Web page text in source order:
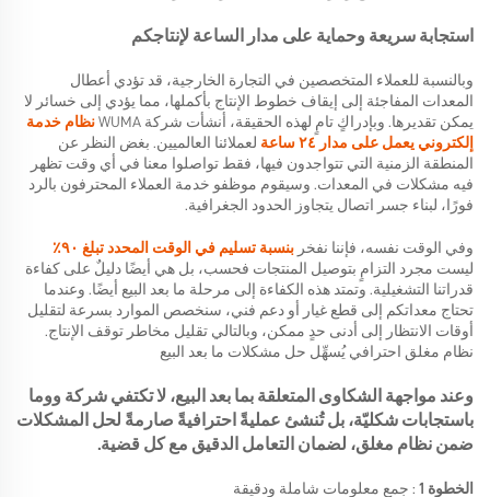
استجابة سريعة وحماية على مدار الساعة لإنتاجكم
وبالنسبة للعملاء المتخصصين في التجارة الخارجية، قد تؤدي أعطال
المعدات المفاجئة إلى إيقاف خطوط الإنتاج بأكملها، مما يؤدي إلى خسائر لا
يمكن تقديرها. وبإدراكٍ تامٍ لهذه الحقيقة، أنشأت شركة WUMA
نظام خدمة
إلكتروني يعمل على مدار ٢٤ ساعة
لعملائنا العالميين. بغض النظر عن
المنطقة الزمنية التي تتواجدون فيها، فقط تواصلوا معنا في أي وقت تظهر
فيه مشكلات في المعدات. وسيقوم موظفو خدمة العملاء المحترفون بالرد
فورًا، لبناء جسر اتصال يتجاوز الحدود الجغرافية.
وفي الوقت نفسه، فإننا نفخر بنسبة تسليم في الوقت المحدد تبلغ ٩٠٪
ليست مجرد التزامٍ بتوصيل المنتجات فحسب، بل هي أيضًا دليلٌ على كفاءة
قدراتنا التشغيلية. وتمتد هذه الكفاءة إلى مرحلة ما بعد البيع أيضًا. وعندما
تحتاج معداتكم إلى قطع غيار أو دعم فني، سنخصص الموارد بسرعة لتقليل
أوقات الانتظار إلى أدنى حدٍ ممكن، وبالتالي تقليل مخاطر توقف الإنتاج.
نظام مغلق احترافي يُسهِّل حل مشكلات ما بعد البيع
وعند مواجهة الشكاوى المتعلقة بما بعد البيع، لا تكتفي شركة ووما
باستجابات شكليّة، بل تُنشئ عمليةً احترافيةً صارمةً لحل المشكلات
ضمن نظام مغلق، لضمان التعامل الدقيق مع كل قضية.
الخطوة 1 : جمع معلومات شاملة ودقيقة